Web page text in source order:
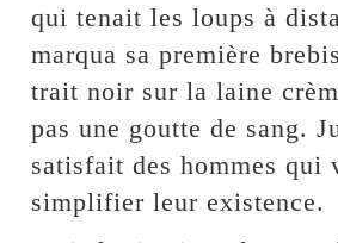
qui tenait les loups à
marqua sa première
trait noir sur la laine
pas une goutte de sang.
satisfait des hommes qui
simplifier leur existence.